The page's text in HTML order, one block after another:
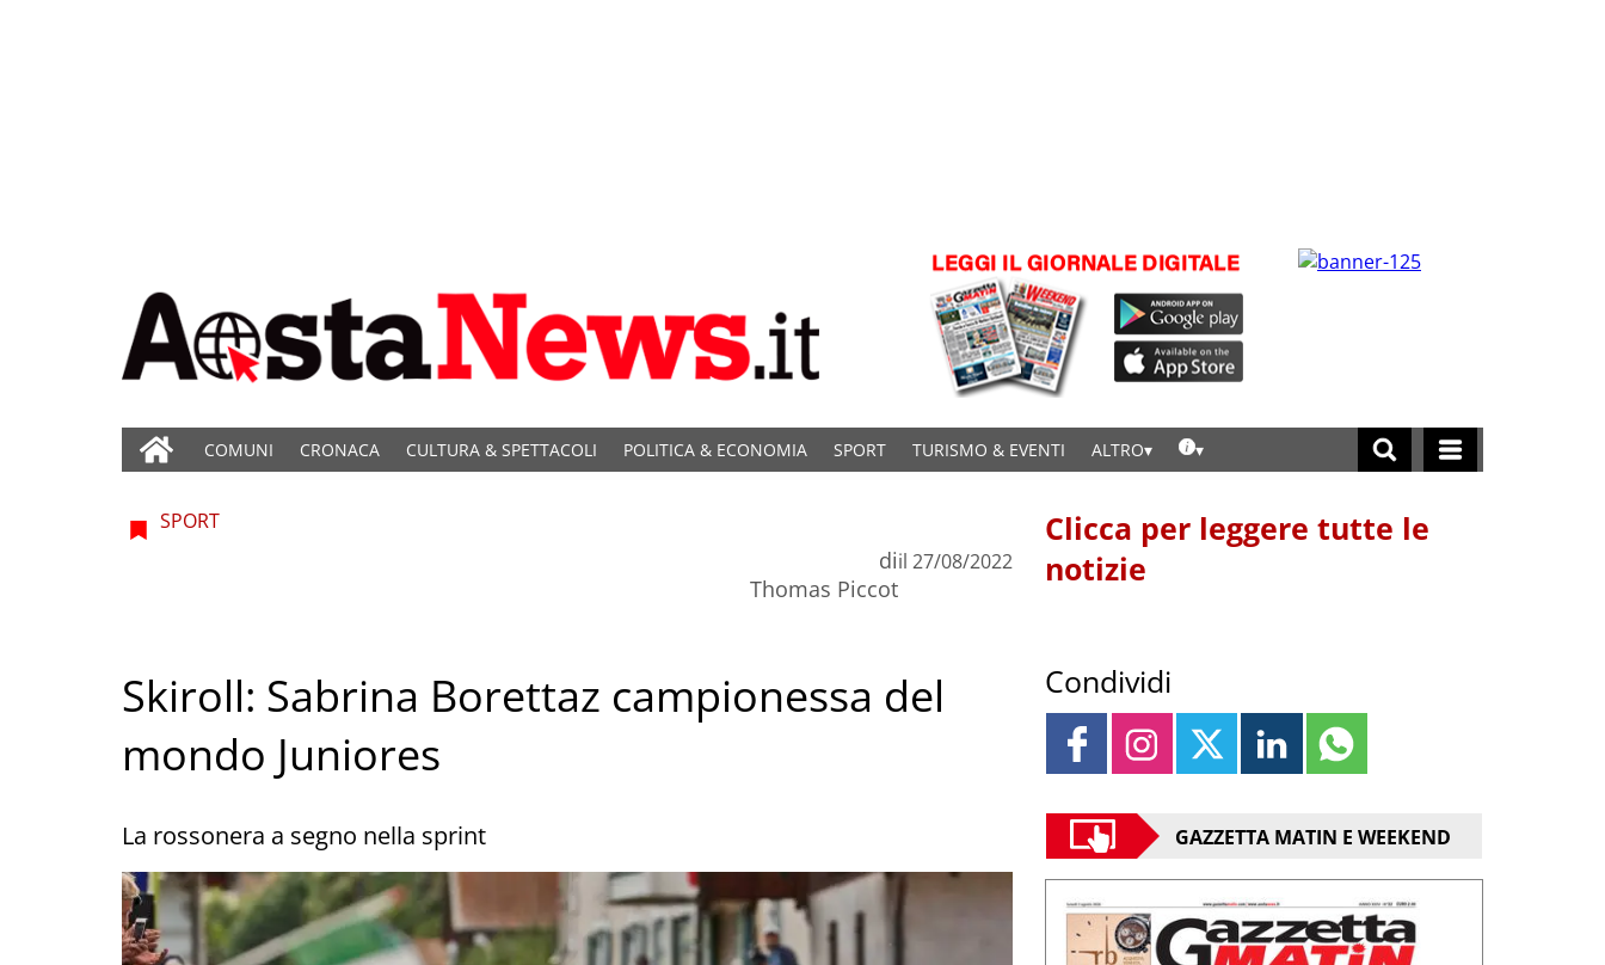
COMUNI CRONACA CULTURA & SPETTACOLI POLITICA & ECONOMIA SPORT TURISMO & EVENTI ALTRO
SPORT
di
Thomas Piccot
il 27/08/2022
Skiroll: Sabrina Borettaz campionessa del
mondo Juniores
La rossonera a segno nella sprint
Clicca per leggere tutte le
notizie
Condividi
GAZZETTA MATIN E WEEKEND